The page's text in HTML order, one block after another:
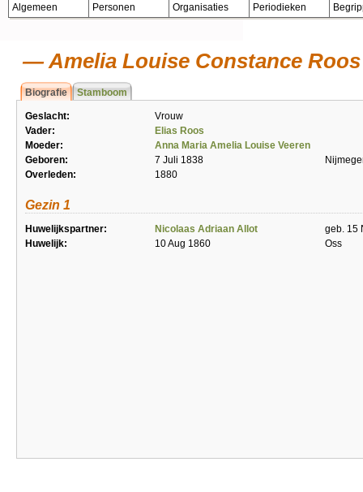
Algemeen Personen Organisaties Periodieken
Amelia Louise Constance Roos
Biografie Stamboom
Geslacht:
Vrouw
Vader:
Elias Roos
Moeder:
Anna Maria Amelia Louise Veeren
Geboren:
7 Juli 1838
Overleden:
1880
Gezin 1
Huwelijkspartner: Nicolaas Adriaan Allot
geb. 15
Huwelijk:
10 Aug 1860 Oss